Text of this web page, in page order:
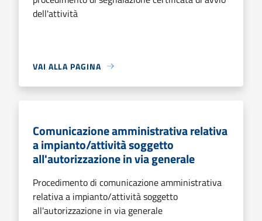
dell'attività
VAI ALLA PAGINA
Comunicazione amministrativa relativa
a impianto/attività soggetto
all'autorizzazione in via generale
Procedimento di comunicazione amministrativa
relativa a impianto/attività soggetto
all'autorizzazione in via generale